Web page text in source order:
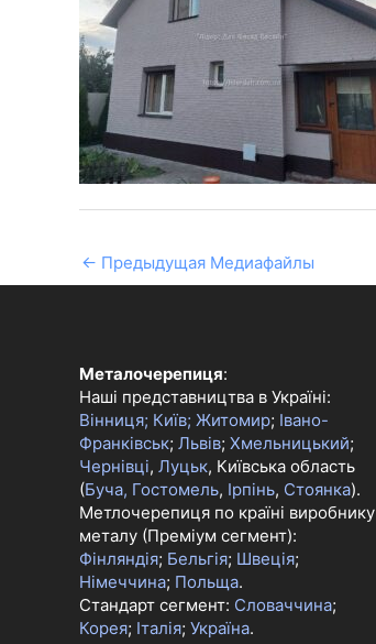
← Предыдущая Медиафайлы
Металочерепиця:
Наші представництва в Україні:
Вінниця; Київ; Житомир; Івано-
Франківськ; Львів; Хмельницький;
Чернівці, Луцьк, Київська область
(Буча, Гостомель, Ірпінь, Стоянка).
Метлочерепиця по країні виробнику
металу (Преміум сегмент):
Фінляндія; Бельгія; Швеція;
Німеччина; Польща.
Стандарт сегмент: Словаччина;
Корея; Італія; Україна.